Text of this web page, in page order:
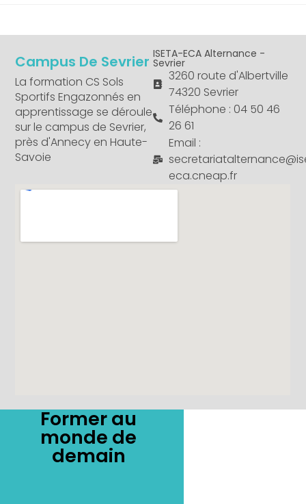
Campus De Sevrier
La formation CS Sols
Sportifs Engazonnés en
apprentissage se déroule
sur le campus de Sevrier,
près d'Annecy en Haute-
Savoie
ISETA-ECA Alternance -
Sevrier
3260 route d'Albertville
74320 Sevrier
Téléphone : 04 50 46
26 61
Email :
eca.cneap.fr
Former au
monde de
demain